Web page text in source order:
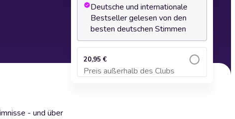
- und über
Deutsche und internationale
Bestseller gelesen von den
besten deutschen Stimmen
20,95 €
Preis außerhalb des Clubs
Zum Warenkorb hinzufügen